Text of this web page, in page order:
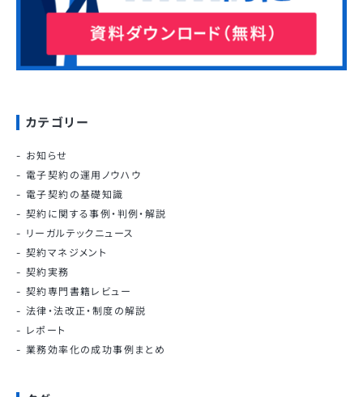
カテゴリー
お知らせ
電子契約の運用ノウハウ
電子契約の基礎知識
契約に関する事例・判例・解説
リーガルテックニュース
契約マネジメント
契約実務
契約専門書籍レビュー
法律・法改正・制度の解説
レポート
業務効率化の成功事例まとめ